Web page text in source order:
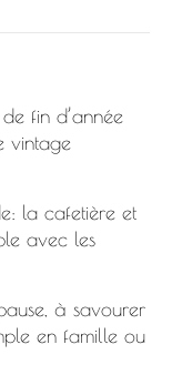
fin d’année
vintage
la cafetière et
avec les
à savourer
en famille ou